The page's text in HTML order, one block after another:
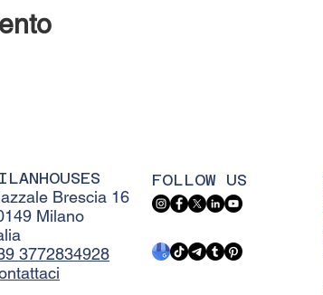
Brescia 16
Milano
3772834928
FOLLOW US